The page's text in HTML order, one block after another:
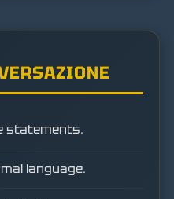
statements.
language.